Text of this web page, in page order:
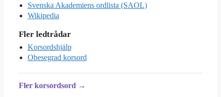
Svenska Akademiens ordlista (SAOL)
Wikipedia
Fler ledtrådar
Korsordshjälp
Obesegrad korsord
Fler korsordsord →